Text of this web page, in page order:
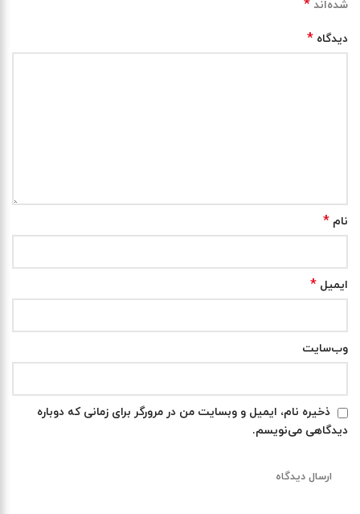
شده‌اند *
دیدگاه *
نام *
ایمیل *
وب‌سایت
ذخیره نام، ایمیل و وبسایت من در مرورگر برای زمانی که دوباره
دیدگاهی می‌نویسم.